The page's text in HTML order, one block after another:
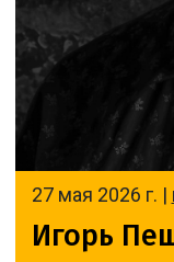
27 мая 2026 г. |
Игорь